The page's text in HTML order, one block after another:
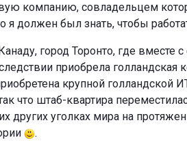
компанию, совладельцем
я должен был знать, чтобы
город Торонто, где
приобрела
крупной
что штаб-квартира
других уголках мира на
.